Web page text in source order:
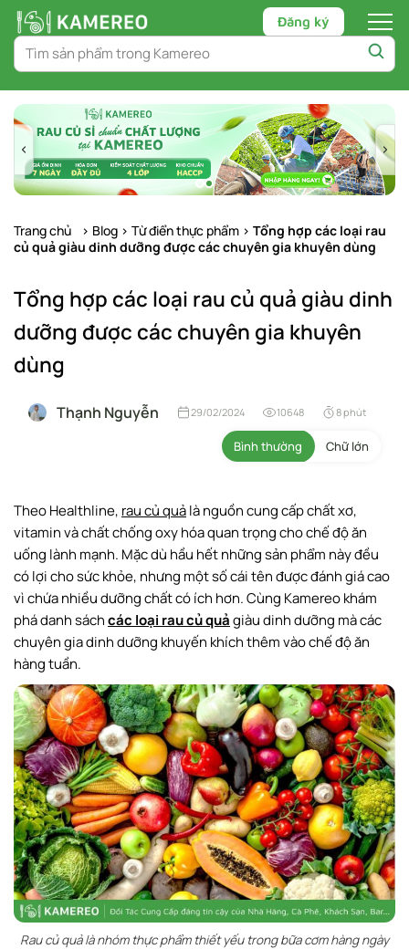
Chuyển
tới
nội
dung
Đăng ký
Trang chủ > Blog > Từ điển thực phẩm > Tổng hợp các loại rau
củ quả giàu dinh dưỡng được các chuyên gia khuyên dùng
Tổng hợp các loại rau củ quả giàu dinh
dưỡng được các chuyên gia khuyên
dùng
Thạnh Nguyễn 29/02/2024 10648 8 phút
Bình thường Chữ lớn
Theo Healthline, rau củ quảlà nguồn cung cấp chất xơ,
vitamin và chất chống oxy hóa quan trọng cho chế độ ăn
uống lành mạnh. Mặc dù hầu hết những sản phẩm này đều
có lợi cho sức khỏe, nhưng một số cái tên được đánh giá cao
vì chứa nhiều dưỡng chất có ích hơn. Cùng Kamereo khám
phá danh sáchcác loại rau củ quảgiàu dinh dưỡng mà các
chuyên gia dinh dưỡng khuyến khích thêm vào chế độ ăn
hàng tuần.
Rau củ quả là nhóm thực phẩm thiết yếu trong bữa cơm hàng ngày